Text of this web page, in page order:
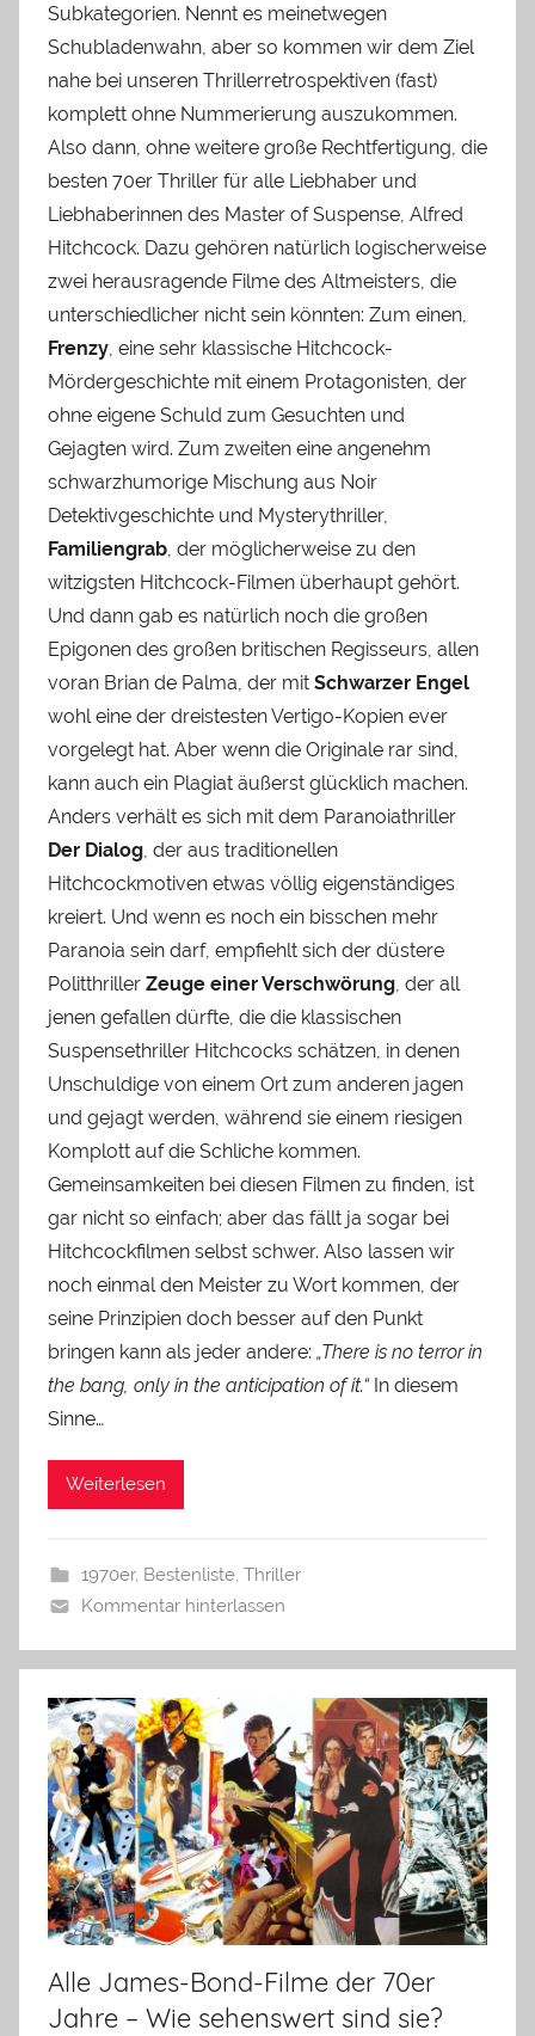
Subkategorien. Nennt es meinetwegen
Schubladenwahn, aber so kommen wir dem Ziel
nahe bei unseren Thrillerretrospektiven (fast)
komplett ohne Nummerierung auszukommen.
Also dann, ohne weitere große Rechtfertigung, die
besten 70er Thriller für alle Liebhaber und
Liebhaberinnen des Master of Suspense, Alfred
Hitchcock. Dazu gehören natürlich logischerweise
zwei herausragende Filme des Altmeisters, die
unterschiedlicher nicht sein könnten: Zum einen,
Frenzy, eine sehr klassische Hitchcock-
Mördergeschichte mit einem Protagonisten, der
ohne eigene Schuld zum Gesuchten und
Gejagten wird. Zum zweiten eine angenehm
schwarzhumorige Mischung aus Noir
Detektivgeschichte und Mysterythriller,
Familiengrab, der möglicherweise zu den
witzigsten Hitchcock-Filmen überhaupt gehört.
Und dann gab es natürlich noch die großen
Epigonen des großen britischen Regisseurs, allen
voran Brian de Palma, der mit Schwarzer Engel
wohl eine der dreistesten Vertigo-Kopien ever
vorgelegt hat. Aber wenn die Originale rar sind,
kann auch ein Plagiat äußerst glücklich machen.
Anders verhält es sich mit dem Paranoiathriller
Der Dialog, der aus traditionellen
Hitchcockmotiven etwas völlig eigenständiges
kreiert. Und wenn es noch ein bisschen mehr
Paranoia sein darf, empfiehlt sich der düstere
Politthriller Zeuge einer Verschwörung, der all
jenen gefallen dürfte, die die klassischen
Suspensethriller Hitchcocks schätzen, in denen
Unschuldige von einem Ort zum anderen jagen
und gejagt werden, während sie einem riesigen
Komplott auf die Schliche kommen.
Gemeinsamkeiten bei diesen Filmen zu finden, ist
gar nicht so einfach; aber das fällt ja sogar bei
Hitchcockfilmen selbst schwer. Also lassen wir
noch einmal den Meister zu Wort kommen, der
seine Prinzipien doch besser auf den Punkt
bringen kann als jeder andere: „There is no terror in
the bang, only in the anticipation of it.“ In diesem
Sinne…
Weiterlesen
1970er, Bestenliste, Thriller
Kommentar hinterlassen
Alle James-Bond-Filme der 70er
Jahre – Wie sehenswert sind sie?